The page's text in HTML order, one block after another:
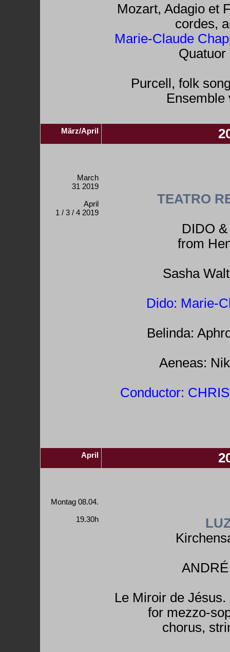
Mozart, Adagio et
cordes,
Marie-Claude
Quatuor
Purcell, folk
Ensemble
März/April
March
31 2019
April
1 / 3 / 4 2019
TEATRO
DIDO
from
Sasha
Dido: Marie-
Belinda:
Aeneas:
Conductor:
April
Montag 08.04.
19.30h
Le Miroir de
for mezzo-
chorus,